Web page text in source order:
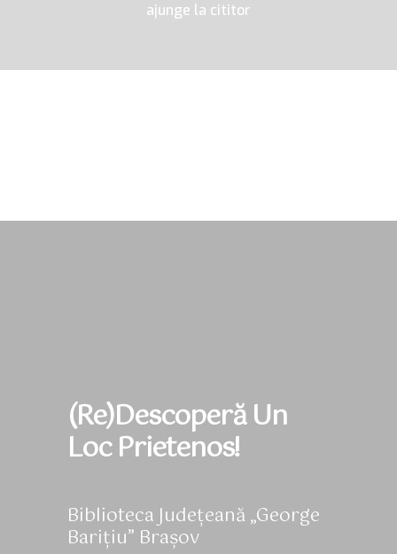
ajunge la cititor
(Re)Descoperă Un
Loc Prietenos!
Biblioteca Județeană „George
Barițiu” Brașov